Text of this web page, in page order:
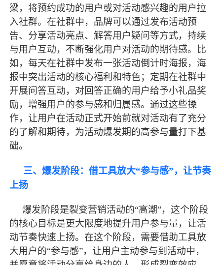
梁，将预约成功的用户或对活动感兴趣的用户拉
入社群。在社群中，品牌可以通过发布活动预
告、分享活动亮点、解答用户疑问等方式，持续
与用户互动，不断强化用户对活动的期待感。比
如，每天在社群中发布一张活动倒计时海报，海
报中突出活动的核心福利和特色；定期在社群中
开展问答互动，对回答正确的用户给予小礼品奖
励，增强用户的参与感和归属感。通过这些操
作，让用户在活动正式开始前就对活动有了充分
的了解和期待，为活动爆发期的高参与量打下基
础。
三、爆发阶段：借工具放大“参与感”，让节奏
上扬
爆发阶段是裂变营销活动的“高潮”，这个阶段
的核心目标是更大限度地提升用户参与量，让活
动节奏快速上扬。在这个阶段，需要借助工具放
大用户的“参与感”，让用户主动参与到活动中，